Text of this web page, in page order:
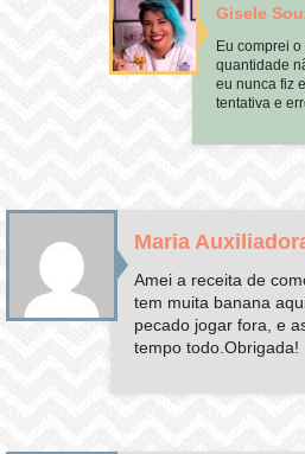
Gisele
Eu comprei
quantidade
eu nunca fiz
tentativa e
Maria
Amei a receita de
tem muita banana
pecado jogar fora, e
tempo todo.Obrigada!